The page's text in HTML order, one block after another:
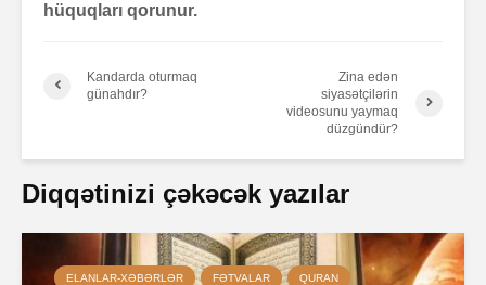
hüquqları qorunur.
Kandarda oturmaq
günahdır?
Zina edən
siyasətçilərin
videosunu yaymaq
düzgündür?
Diqqətinizi çəkəcək yazılar
ELANLAR-XƏBƏRLƏR FƏTVALAR QURAN